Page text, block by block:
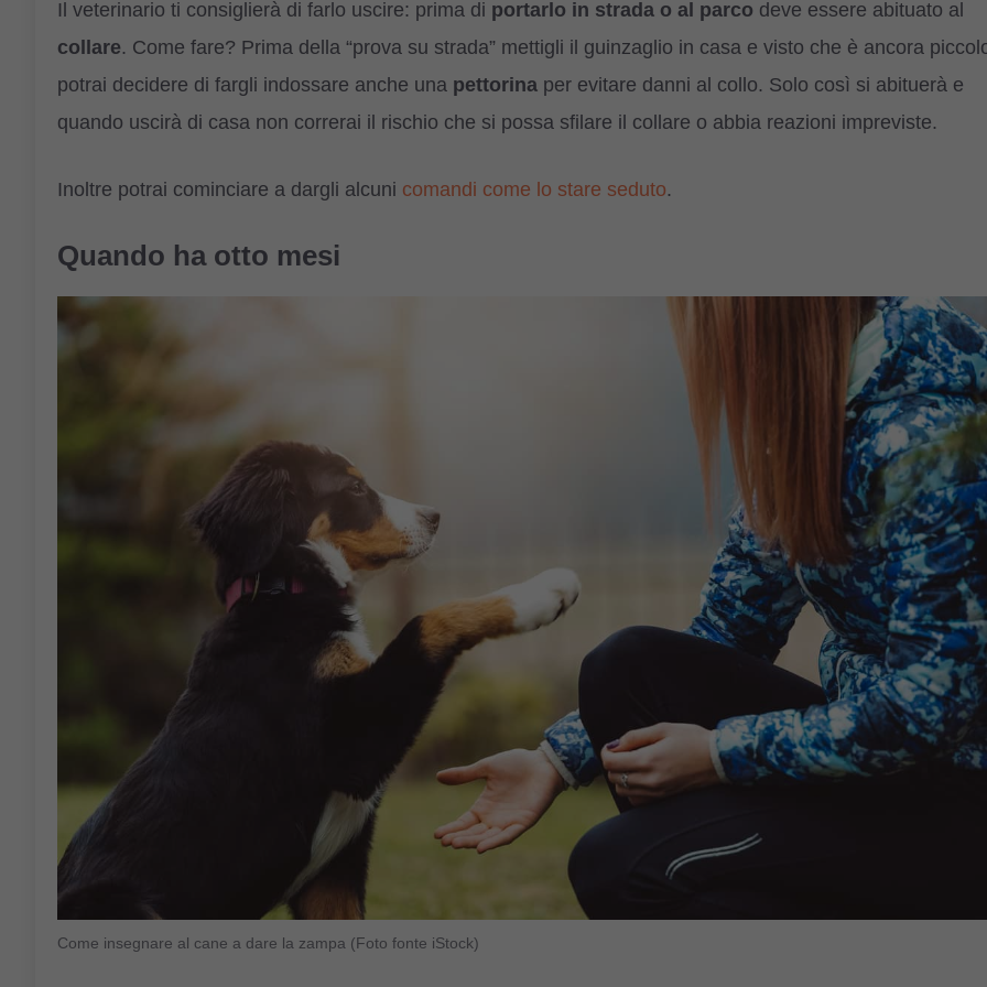
Il veterinario ti consiglierà di farlo uscire: prima di portarlo in strada o al parco deve essere abituato al
collare. Come fare? Prima della “prova su strada” mettigli il guinzaglio in casa e visto che è ancora
potrai decidere di fargli indossare anche una pettorina per evitare danni al collo. Solo così si abituerà e
quando uscirà di casa non correrai il rischio che si possa sfilare il collare o abbia reazioni impreviste.
Inoltre potrai cominciare a dargli alcuni comandi come lo stare seduto.
Quando ha otto mesi
Come insegnare al cane a dare la zampa (Foto fonte iStock)